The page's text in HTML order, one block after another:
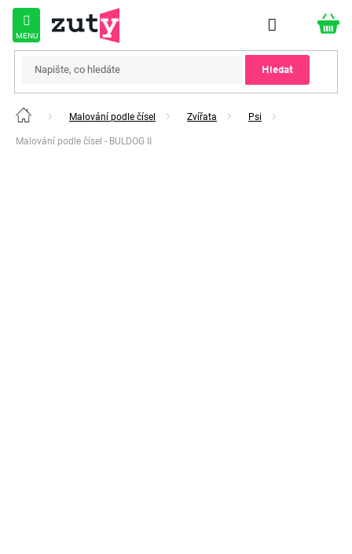
Přejít
obsah
Hledat
Domů Malování podle čísel Zvířata Psi
Malování podle čísel - BULDOG II